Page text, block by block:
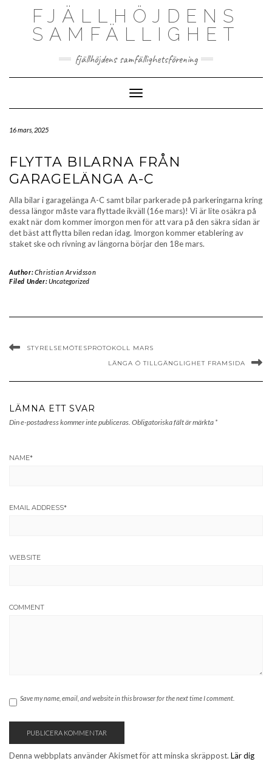
FJÄLLHÖJDENS
SAMFÄLLIGHET
fjällhöjdens samfällighetsförening
Toggle Navigation
16 mars, 2025
FLYTTA BILARNA FRÅN
GARAGELÄNGA A-C
Alla bilar i garagelänga A-C samt bilar parkerade på parkeringarna kring
dessa längor måste vara flyttade ikväll (16e mars)! Vi är lite osäkra på
exakt när dom kommer imorgon men för att vara på den säkra sidan är
det bäst att flytta bilen redan idag. Imorgon kommer etablering av
staket ske och rivning av längorna börjar den 18e mars.
Author:Christian Arvidsson
Filed Under:Uncategorized
STYRELSEMÖTESPROTOKOLL MARS
LÄNGA Ö TILLGÄNGLIGHET FRAMSIDA
LÄMNA ETT SVAR
Din e-postadress kommer inte publiceras. Obligatoriska fält är märkta *
NAME*
EMAIL ADDRESS*
WEBSITE
COMMENT
Save my name, email, and website in this browser for the next time I comment.
Denna webbplats använder Akismet för att minska skräppost. Lär dig